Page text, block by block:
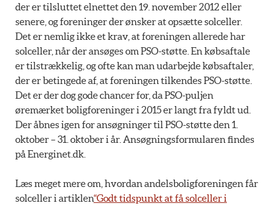
der er tilsluttet elnettet den 19. november 2012 eller
senere, og foreninger der ønsker at opsætte solceller.
Det er nemlig ikke et krav, at foreningen allerede har
solceller, når der ansøges om PSO-støtte. En købsaftale
er tilstrækkelig, og ofte kan man udarbejde købsaftaler,
der er betingede af, at foreningen tilkendes PSO-støtte.
Det er der dog gode chancer for, da PSO-puljen
øremærket boligforeninger i 2015 er langt fra fyldt ud.
Der åbnes igen for ansøgninger til PSO-støtte den 1.
oktober – 31. oktober i år. Ansøgningsformularen findes
på Energinet.dk.
Læs meget mere om, hvordan andelsboligforeningen får
solceller i artiklen“Godt tidspunkt at få solceller i